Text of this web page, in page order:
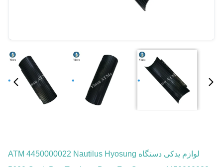
لوازم یدکی دستگاه ATM 4450000022 Nautilus Hyosung